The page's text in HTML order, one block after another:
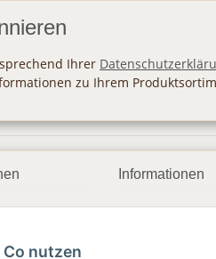
Ihrer
zu Ihrem
Informationen
nutzen